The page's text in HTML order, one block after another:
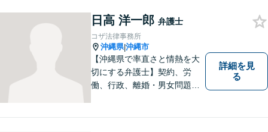
ります。スピード感を持っ
て、かつ丁寧な対応を心がけ
ていますので、ぜひ気兼ねな
くご相談ください。
日高 洋一郎 弁護士
コザ法律事務所
沖縄県|沖縄市
【沖縄県で率直さと情熱を大
切にする弁護士】契約、労
働、行政、離婚・男女問題、
詳細を見
る